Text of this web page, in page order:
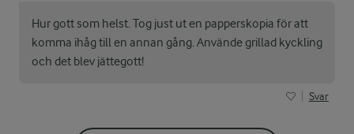
Hur gott som helst. Tog just ut en papperskopia för att
komma ihåg till en annan gång. Använde grillad kyckling
och det blev jättegott!
Svar